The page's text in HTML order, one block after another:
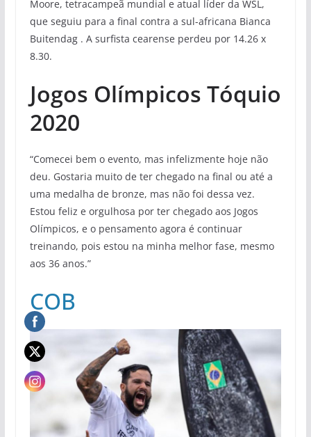
Moore, tetracampeã mundial e atual líder da WSL,
que seguiu para a final contra a sul-africana Bianca
Buitendag . A surfista cearense perdeu por 14.26 x
8.30.
Jogos Olímpicos Tóquio
2020
“Comecei bem o evento, mas infelizmente hoje não
deu. Gostaria muito de ter chegado na final ou até a
uma medalha de bronze, mas não foi dessa vez.
Estou feliz e orgulhosa por ter chegado aos Jogos
Olímpicos, e o pensamento agora é continuar
treinando, pois estou na minha melhor fase, mesmo
aos 36 anos.”
COB